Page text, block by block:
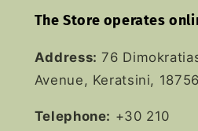
The Store operates
Address: 76
Avenue, Keratsini, 18756
Telephone: +30 210